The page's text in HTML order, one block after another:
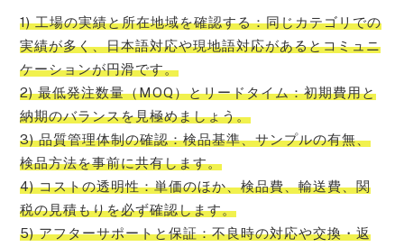
1) 工場の実績と所在地域を確認する：同じカテゴリでの
実績が多く、日本語対応や現地語対応があるとコミュニ
ケーションが円滑です。
2) 最低発注数量（MOQ）とリードタイム：初期費用と
納期のバランスを見極めましょう。
3) 品質管理体制の確認：検品基準、サンプルの有無、
検品方法を事前に共有します。
4) コストの透明性：単価のほか、検品費、輸送費、関
税の見積もりを必ず確認します。
5) アフターサポートと保証：不良時の対応や交換・返